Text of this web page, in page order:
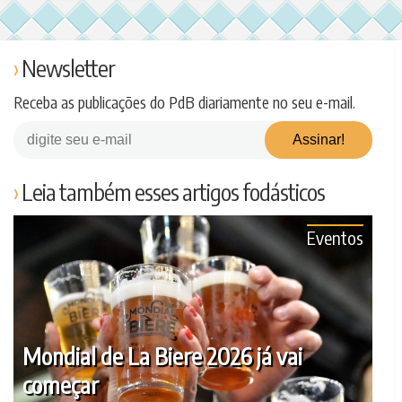
Newsletter
Receba as publicações do PdB diariamente no seu e-mail.
Leia também esses artigos fodásticos
Mondial de La Biere 2026 já vai
começar
Eventos